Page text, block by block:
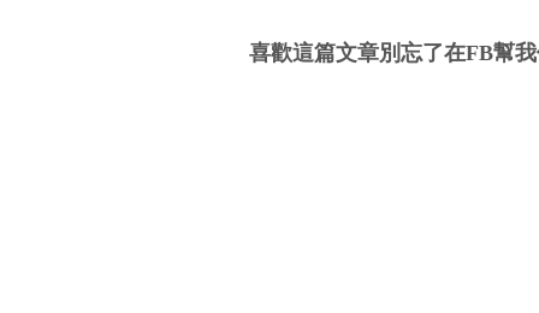
喜歡這篇文章別忘了在FB幫